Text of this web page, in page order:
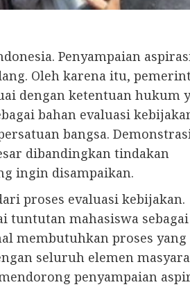
Penyampaian
Oleh karena itu,
dengan ketentuan hukum
bahan evaluasi
bangsa.
dibandingkan tindakan
ingin disampaikan.
proses evaluasi kebijakan.
tuntutan mahasiswa sebagai
membutuhkan proses yang
seluruh elemen
penyampaian